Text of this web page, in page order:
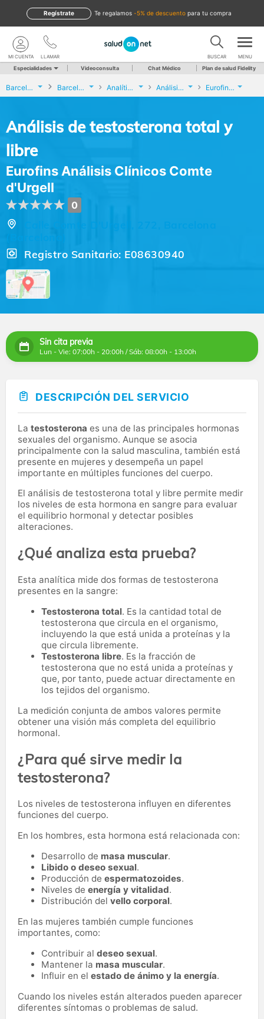
te regalamos -5% de descuento para tu compra
Regístrate
LLAMAR
MI CUENTA BUSCAR MENU
Especialidades Videoconsulta Chat Médico Plan de salud Fidelity
Barcelona Barcelona Analíticas y Genética Análisis de testosterona total y libre Eurofins Análisis Clínicos Comte d'Urgell
Análisis de testosterona total y
libre
Eurofins Análisis Clínicos Comte
d'Urgell
0
Registro Sanitario: E08630940
Sin cita previa
Lun - Vie: 07:00h - 20:00h / Sáb: 08:00h - 13:00h
DESCRIPCIÓN DEL SERVICIO
La testosterona es una de las principales hormonas
sexuales del organismo. Aunque se asocia
principalmente con la salud masculina, también está
presente en mujeres y desempeña un papel
importante en múltiples funciones del cuerpo.
El análisis de testosterona total y libre permite medir
los niveles de esta hormona en sangre para evaluar
el equilibrio hormonal y detectar posibles
alteraciones.
¿Qué analiza esta prueba?
Esta analítica mide dos formas de testosterona
presentes en la sangre:
Testosterona total. Es la cantidad total de
testosterona que circula en el organismo,
incluyendo la que está unida a proteínas y la
que circula libremente.
Testosterona libre. Es la fracción de
testosterona que no está unida a proteínas y
que, por tanto, puede actuar directamente en
los tejidos del organismo.
La medición conjunta de ambos valores permite
obtener una visión más completa del equilibrio
hormonal.
¿Para qué sirve medir la
testosterona?
Los niveles de testosterona influyen en diferentes
funciones del cuerpo.
En los hombres, esta hormona está relacionada con:
Desarrollo de masa muscular.
Libido o deseo sexual.
Producción de espermatozoides.
Niveles de energía y vitalidad.
Distribución del vello corporal.
En las mujeres también cumple funciones
importantes, como:
Contribuir al deseo sexual.
Mantener la masa muscular.
Influir en el estado de ánimo y la energía.
Cuando los niveles están alterados pueden aparecer
diferentes síntomas o problemas de salud.